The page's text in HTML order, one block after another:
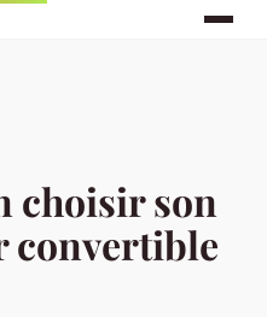
choisir son
convertible